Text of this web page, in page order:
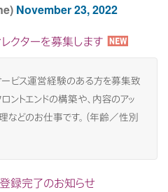
November 23, 2022
レクターを募集します
ービス運営経験のある方を募集致
ロントエンドの構築や、内容のアッ
などのお仕事です。（年齢／性別
録完了のお知らせ